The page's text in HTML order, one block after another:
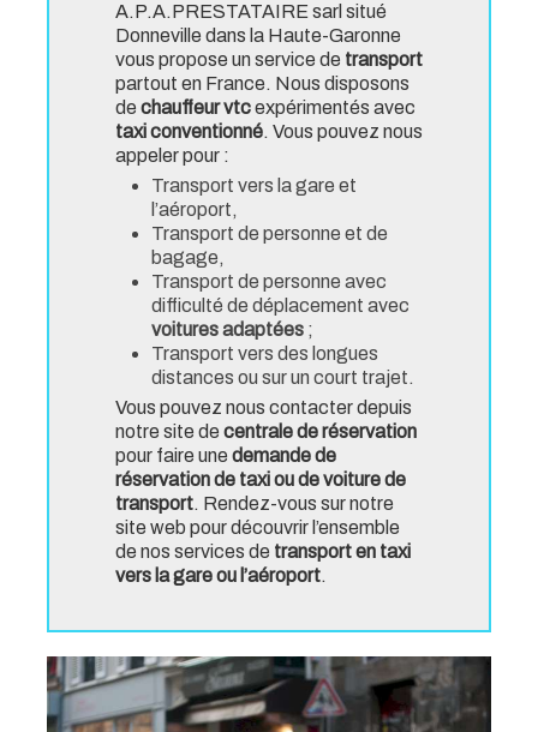
A.P.A.PRESTATAIRE sarl situé
Donneville dans la Haute-Garonne
vous propose un service de transport
partout en France. Nous disposons
de chauffeur vtcexpérimentés avec
taxi conventionné. Vous pouvez nous
appeler pour :
Transport vers la gare et
l’aéroport,
Transport de personne et de
bagage,
Transport de personne avec
difficulté de déplacement avec
voitures adaptées ;
Transport vers des longues
distances ou sur un court trajet.
Vous pouvez nous contacter depuis
notre site de centrale de réservation
pour faire une demande de
réservation de taxi ou de voiture de
transport. Rendez-vous sur notre
site web pour découvrir l’ensemble
de nos services de transport en taxi
vers la gare ou l’aéroport.